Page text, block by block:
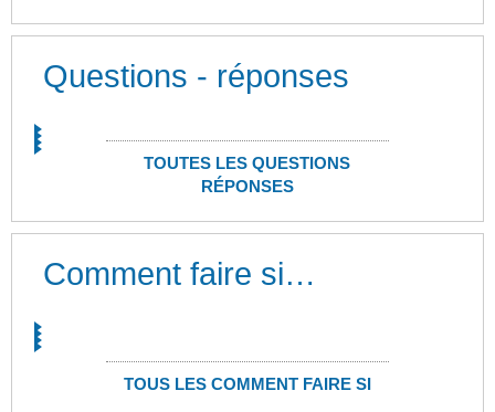
Questions - réponses
TOUTES LES QUESTIONS
RÉPONSES
Comment faire si…
TOUS LES COMMENT FAIRE SI